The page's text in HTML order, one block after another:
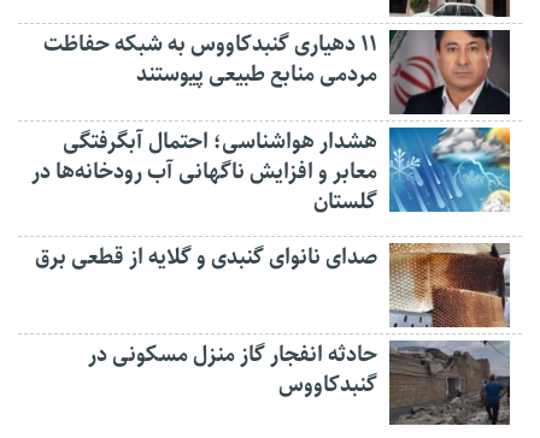
۱۱ دهیاری گنبدکاووس به شبکه حفاظت
مردمی منابع طبیعی پیوستند
هشدار هواشناسی؛ احتمال آبگرفتگی
معابر و افزایش ناگهانی آب رودخانه‌ها در
گلستان
صدای نانوای گنبدی و گلایه از قطعی برق
حادثه انفجار گاز منزل مسکونی در
گنبدکاووس